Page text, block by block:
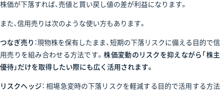
株価が下落すれば、売値と買い戻し値の差が利益になります。
また、信用売りは次のような使い方もあります。
つなぎ売り ：現物株を保有したまま、短期の下落リスクに備える目的で信
用売りを組み合わせる方法です。株価変動のリスクを抑えながら「株主
優待」だけを取得したい際にも広く活用されます。
リスクヘッジ： 相場急変時の下落リスクを軽減する目的で活用する方法